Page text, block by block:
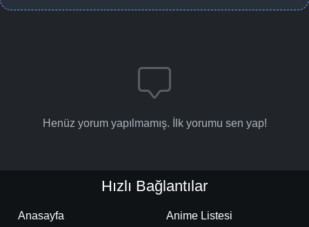
Henüz yorum yapılmamış. İlk yorumu sen yap!
Hızlı Bağlantılar
Anasayfa Anime Listesi